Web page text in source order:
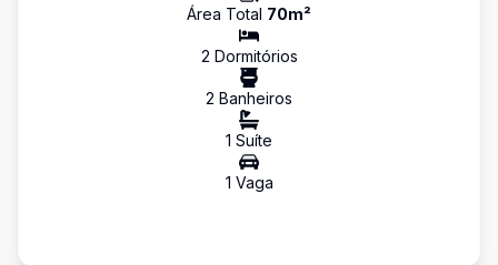
Área Total 70m²
2 Dormitórios
2 Banheiros
1 Suíte
1 Vaga